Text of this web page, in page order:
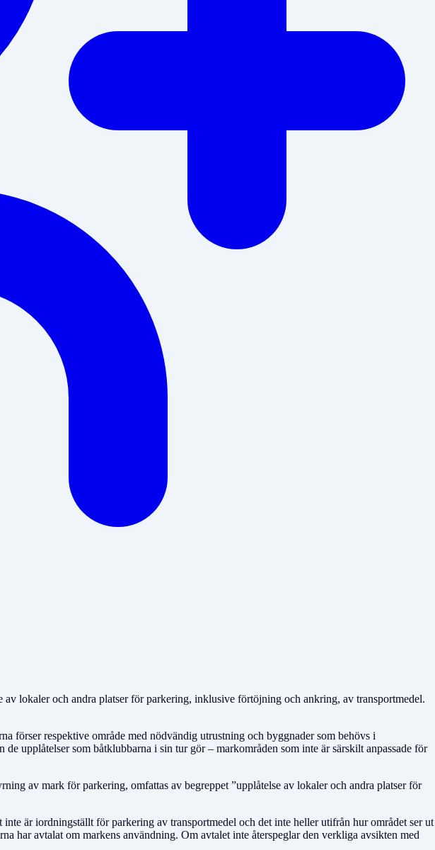
lokaler och andra platser för parkering, inklusive förtöjning och ankring, av transportmedel.
förser respektive område med nödvändig utrustning och byggnader som behövs i
upplåtelser som båtklubbarna i sin tur gör – markområden som inte är särskilt anpassade för
av mark för parkering, omfattas av begreppet ”upplåtelse av lokaler och andra platser för
är iordningställt för parkering av transportmedel och det inte heller utifrån hur området ser ut
har avtalat om markens använd­ning. Om avtalet inte återspeglar den verkliga avsikten med